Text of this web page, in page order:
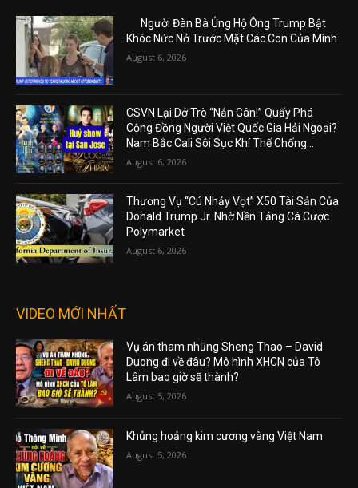
Người Đàn Bà Ủng Hộ Ông Trump Bật
Khóc Nức Nở Trước Mặt Các Con Của Mình
August 6, 2026
CSVN Lại Dở Trò “Nắn Gân!” Quấy Phá
Cộng Đồng Người Việt Quốc Gia Hải Ngoại?
Nam Bắc Cali Sôi Sục Khí Thế Chống...
August 6, 2026
Thương Vụ “Cú Nhảy Vọt” X50 Tài Sản Của
Donald Trump Jr. Nhờ Nền Tảng Cá Cược
Polymarket
August 6, 2026
VIDEO MỚI NHẤT
Vụ án tham nhũng Sheng Thao – David
Duong đi về đâu? Mô hình XHCN của Tô
Lâm bao giờ sẽ thành?
August 5, 2026
Khủng hoảng kim cương vàng Việt Nam
August 5, 2026